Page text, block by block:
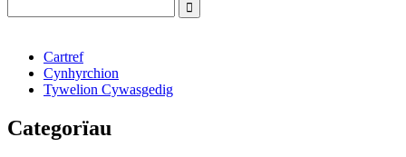
Cartref
Cynhyrchion
Tywelion Cywasgedig
Categorïau